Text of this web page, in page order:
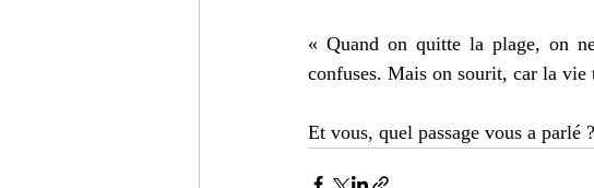
« Quand on quitte la plage, on
confuses. Mais on sourit, car la vie
Et vous, quel passage vous a parlé ?